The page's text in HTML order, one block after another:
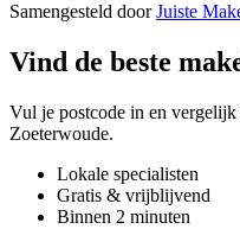
Samengesteld doorJuiste
Vind de beste
Vul je postcode in en vergelijk
Zoeterwoude.
Lokale specialisten
Gratis & vrijblijvend
Binnen 2 minuten